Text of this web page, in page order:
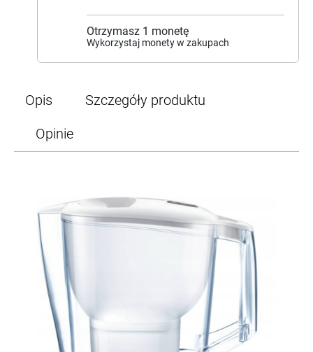
Otrzymasz 1 monetę
Wykorzystaj monety w zakupach
Opis
Szczegóły produktu
Opinie